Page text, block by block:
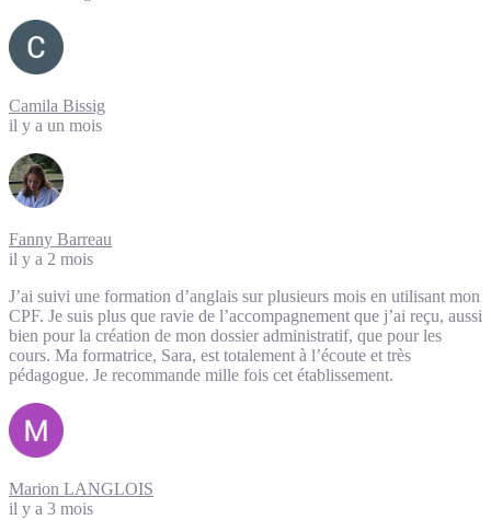
Camila Bissig
il y a un mois
Fanny Barreau
il y a 2 mois
J’ai suivi une formation d’anglais sur plusieurs mois en utilisant mon
CPF. Je suis plus que ravie de l’accompagnement que j’ai reçu, aussi
bien pour la création de mon dossier administratif, que pour les
cours. Ma formatrice, Sara, est totalement à l’écoute et très
pédagogue. Je recommande mille fois cet établissement.
Marion LANGLOIS
il y a 3 mois